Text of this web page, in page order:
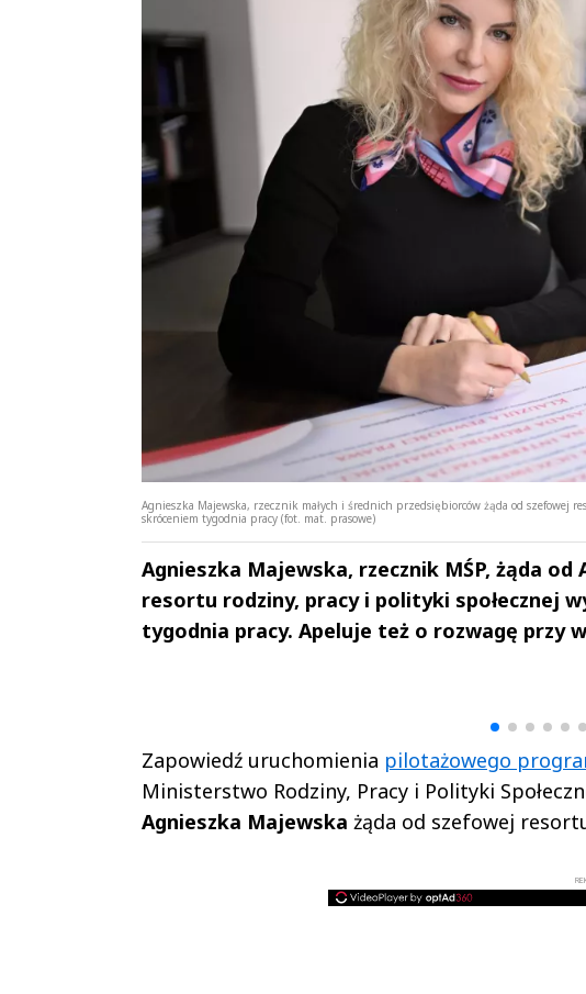
Agnieszka Majewska, rzecznik małych i średnich przedsiębiorców żąda od
skróceniem tygodnia pracy (fot. mat. prasowe)
Agnieszka Majewska, rzecznik MŚP, żąda
resortu rodziny, pracy i polityki społecznej
tygodnia pracy. Apeluje też o rozwagę przy
Zapowiedź uruchomienia pilotażowego
Ministerstwo Rodziny, Pracy i Polityki
Agnieszka Majewska żąda od szefowej